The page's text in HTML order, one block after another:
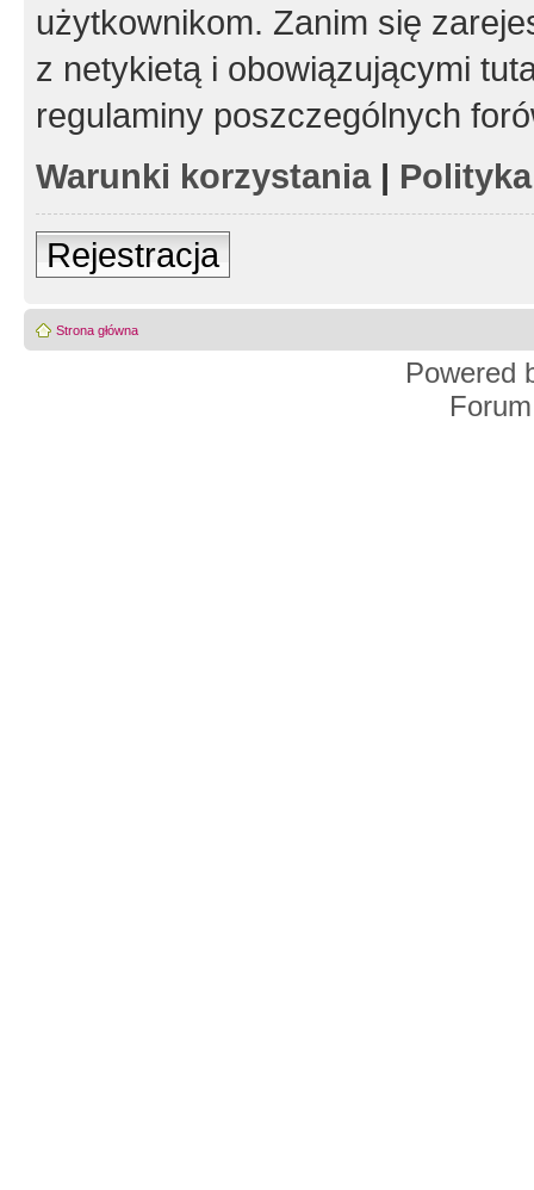
użytkownikom. Zanim się
z netykietą i obowiązującymi
regulaminy poszczególnych
Warunki korzystania|
Rejestracja
Strona główna
Powered